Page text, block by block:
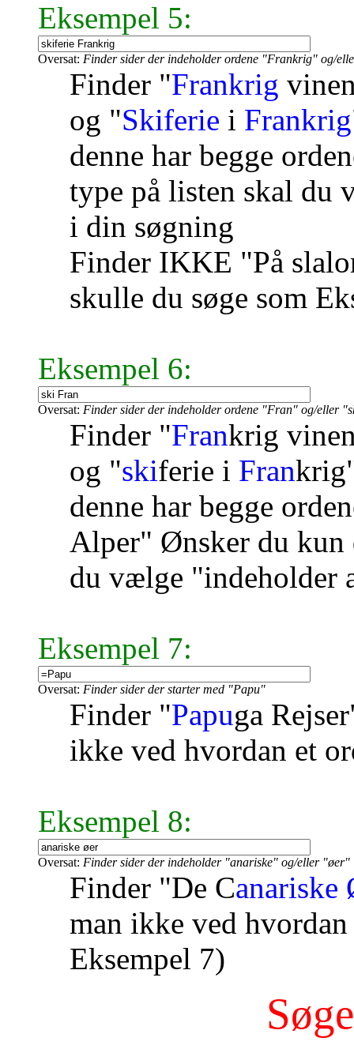
Eksempel 5:
Oversat: Finder sider der indeholder ordene "Frankrig" og/
Finder "Frankrig
og "Skiferie i Frankrig
denne har begge
type på listen skal du
i din søgning
Finder IKKE "På
skulle du søge som
Eksempel 6:
Oversat: Finder sider der indeholder ordene "Fran" og/eller
Finder "Frankrig
og "skiferie i Fran
denne har begge
Alper" Ønsker du kun
du vælge "indeholder
Eksempel 7:
Oversat: Finder sider der starter med "Papu"
Finder "Papuga
ikke ved hvordan et
Eksempel 8:
Oversat: Finder sider der indeholder "anariske" og/eller "øer"
Finder "De Canariske
man ikke ved hvordan
Eksempel 7)